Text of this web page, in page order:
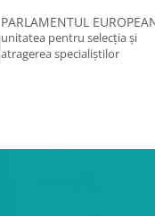
PARLAMENTUL
unitatea pentru selecția și
atragerea specialiștilor